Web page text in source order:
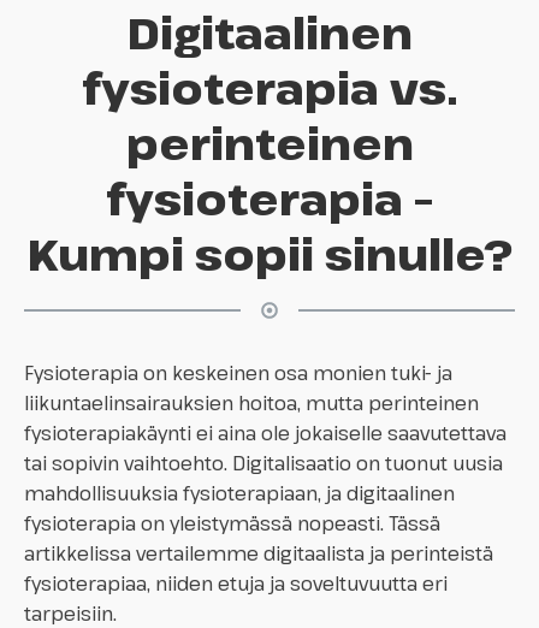
Digitaalinen
fysioterapia vs.
perinteinen
fysioterapia –
Kumpi sopii sinulle?
Fysioterapia on keskeinen osa monien tuki- ja
liikuntaelinsairauksien hoitoa, mutta perinteinen
fysioterapiakäynti ei aina ole jokaiselle saavutettava
tai sopivin vaihtoehto. Digitalisaatio on tuonut uusia
mahdollisuuksia fysioterapiaan, ja digitaalinen
fysioterapia on yleistymässä nopeasti. Tässä
artikkelissa vertailemme digitaalista ja perinteistä
fysioterapiaa, niiden etuja ja soveltuvuutta eri
tarpeisiin.